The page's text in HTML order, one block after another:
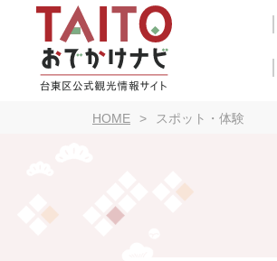
HOME スポット・体験